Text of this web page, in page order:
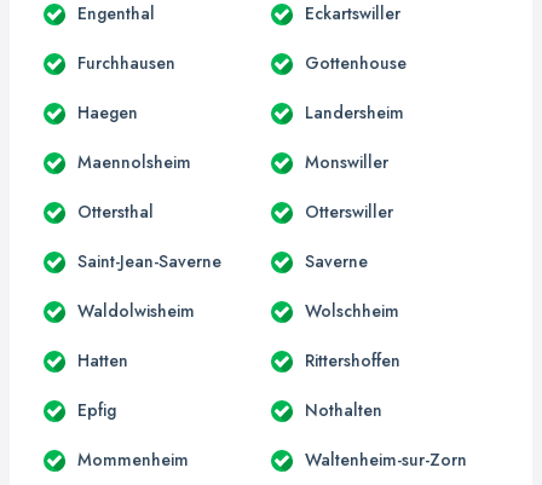
Engenthal Eckartswiller
Furchhausen Gottenhouse
Haegen Landersheim
Maennolsheim Monswiller
Ottersthal Otterswiller
Saint-Jean-Saverne Saverne
Waldolwisheim Wolschheim
Hatten Rittershoffen
Epfig Nothalten
Mommenheim Waltenheim-sur-Zorn